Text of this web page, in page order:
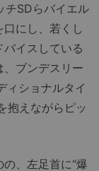
チSDらバイエル
にし、若くし
イスしている
、ブンデスリー
ィショナルタイ
抱えながらピッ
、左足首に“爆